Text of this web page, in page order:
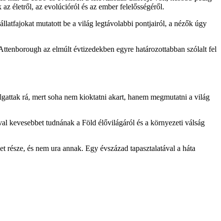
életről, az evolúcióról és az ember felelősségéről.
mutatott be a világ legtávolabbi pontjairól, a nézők úgy
az elmúlt évtizedekben egyre határozottabban szólalt fel
rá, mert soha nem kioktatni akart, hanem megmutatni a világ
kevesebbet tudnának a Föld élővilágáról és a környezeti válság
és nem ura annak. Egy évszázad tapasztalatával a háta